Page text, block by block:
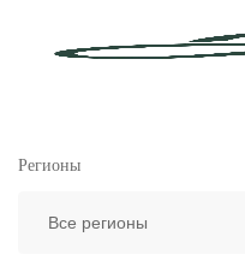
Регионы